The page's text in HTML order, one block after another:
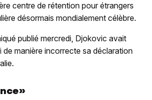
centre de rétention pour étrangers
désormais mondialement célèbre.
publié mercredi, Djokovic avait
de manière incorrecte sa déclaration